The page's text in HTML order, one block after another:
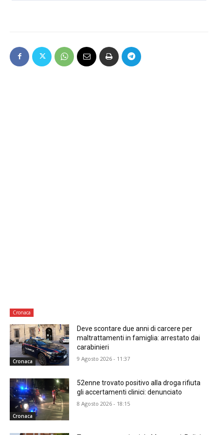
Cronaca
Cronaca
Deve scontare due anni di carcere per
maltrattamenti in famiglia: arrestato dai
carabinieri
9 Agosto 2026 - 11:37
Cronaca
52enne trovato positivo alla droga rifiuta
gli accertamenti clinici: denunciato
8 Agosto 2026 - 18:15